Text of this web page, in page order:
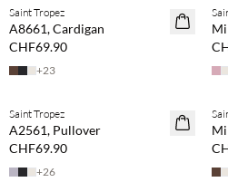
NEUHEITEN
Saint Tropez
A8661, Cardigan
CHF69.90
+23
NEUHEITEN
Saint Tropez
A2561, Pullover
CHF69.90
+26